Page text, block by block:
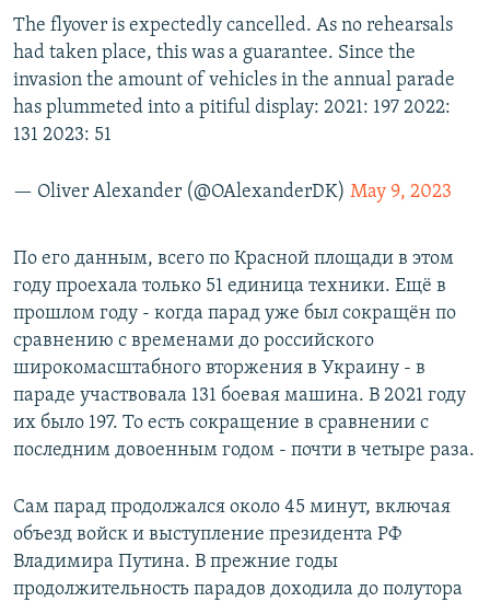
The flyover is expectedly cancelled. As no rehearsals
had taken place, this was a guarantee. Since the
invasion the amount of vehicles in the annual parade
has plummeted into a pitiful display: 2021: 197 2022:
131 2023: 51
— Oliver Alexander (@OAlexanderDK) May 9, 2023
По его данным, всего по Красной площади в этом
году проехала только 51 единица техники. Ещё в
прошлом году - когда парад уже был сокращён по
сравнению с временами до российского
широкомасштабного вторжения в Украину - в
параде участвовала 131 боевая машина. В 2021 году
их было 197. То есть сокращение в сравнении с
последним довоенным годом - почти в четыре раза.
Сам парад продолжался около 45 минут, включая
объезд войск и выступление президента РФ
Владимира Путина. В прежние годы
продолжительность парадов доходила до полутора